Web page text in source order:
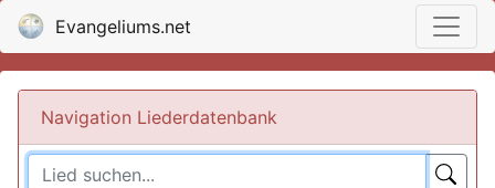
Evangeliums.net
Navigation Liederdatenbank